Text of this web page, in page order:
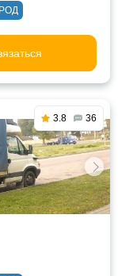
3.8 36